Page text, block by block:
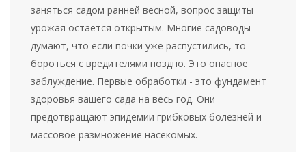
заняться садом ранней весной, вопрос защиты
урожая остается открытым. Многие садоводы
думают, что если почки уже распустились, то
бороться с вредителями поздно. Это опасное
заблуждение. Первые обработки - это фундамент
здоровья вашего сада на весь год. Они
предотвращают эпидемии грибковых болезней и
массовое размножение насекомых.